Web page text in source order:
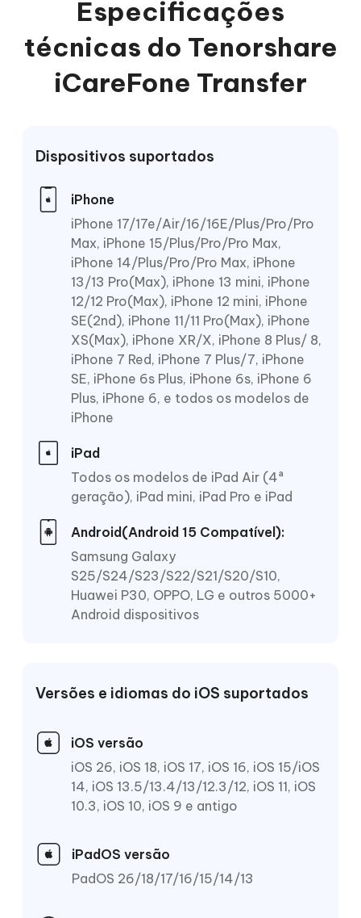
Especificações
técnicas do Tenorshare
iCareFone Transfer
Dispositivos suportados
iPhone
iPhone 17/17e/Air/16/16E/Plus/Pro/Pro
Max, iPhone 15/Plus/Pro/Pro Max,
iPhone 14/Plus/Pro/Pro Max, iPhone
13/13 Pro(Max), iPhone 13 mini, iPhone
12/12 Pro(Max), iPhone 12 mini, iPhone
SE(2nd), iPhone 11/11 Pro(Max), iPhone
XS(Max), iPhone XR/X, iPhone 8 Plus/ 8,
iPhone 7 Red, iPhone 7 Plus/7, iPhone
SE, iPhone 6s Plus, iPhone 6s, iPhone 6
Plus, iPhone 6, e todos os modelos de
iPhone
iPad
Todos os modelos de iPad Air (4ª
geração), iPad mini, iPad Pro e iPad
Android(Android 15 Compatível):
Samsung Galaxy
S25/S24/S23/S22/S21/S20/S10,
Huawei P30, OPPO, LG e outros 5000+
Android dispositivos
Versões e idiomas do iOS suportados
iOS versão
iOS 26, iOS 18, iOS 17, iOS 16, iOS 15/iOS
14, iOS 13.5/13.4/13/12.3/12, iOS 11, iOS
10.3, iOS 10, iOS 9 e antigo
iPadOS versão
PadOS 26/18/17/16/15/14/13